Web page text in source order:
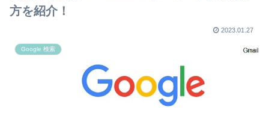
方を紹介！
2023.01.27
Google 検索